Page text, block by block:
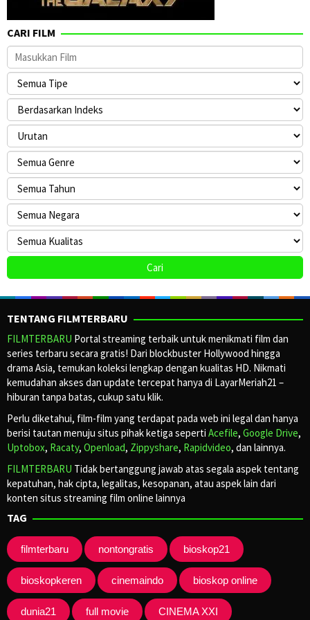
CARI FILM
TENTANG FILMTERBARU
FILMTERBARU Portal streaming terbaik untuk menikmati film dan
series terbaru secara gratis! Dari blockbuster Hollywood hingga
drama Asia, temukan koleksi lengkap dengan kualitas HD. Nikmati
kemudahan akses dan update tercepat hanya di LayarMeriah21 –
hiburan tanpa batas, cukup satu klik.
Perlu diketahui, film-film yang terdapat pada web ini legal dan hanya
berisi tautan menuju situs pihak ketiga seperti Acefile, Google Drive,
Uptobox, Racaty, Openload, Zippyshare, Rapidvideo, dan lainnya.
FILMTERBARU Tidak bertanggung jawab atas segala aspek tentang
kepatuhan, hak cipta, legalitas, kesopanan, atau aspek lain dari
konten situs streaming film online lainnya
TAG
filmterbaru nontongratis bioskop21
bioskopkeren cinemaindo bioskop online
dunia21 full movie CINEMA XXI